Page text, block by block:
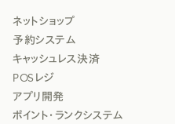
ネットショップ
予約システム
キャッシュレス決済
POSレジ
アプリ開発
ポイント・ランクシステム